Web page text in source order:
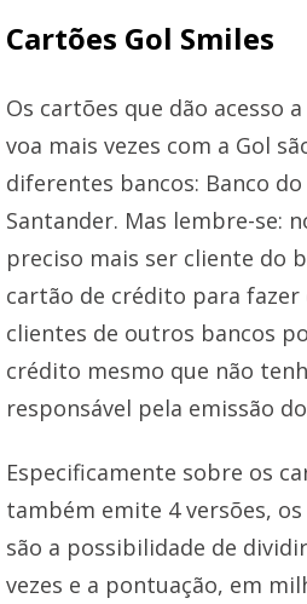
Cartões Gol Smiles
Os cartões que dão acesso
voa mais vezes com a Gol
diferentes bancos: Banco
Santander. Mas lembre-se:
preciso mais ser cliente do
cartão de crédito para fazer
clientes de outros bancos
crédito mesmo que não
responsável pela emissão
Especificamente sobre os
também emite 4 versões,
são a possibilidade de
vezes e a pontuação, em